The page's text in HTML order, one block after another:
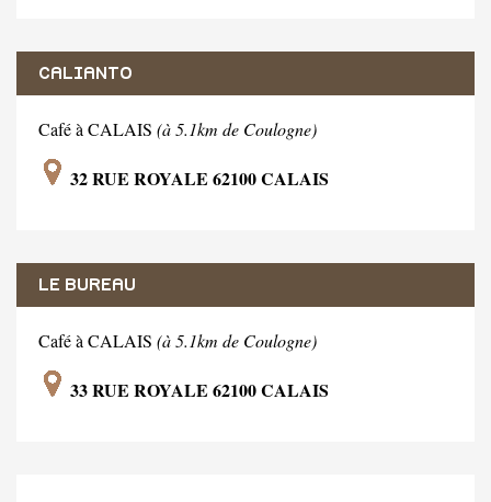
CALIANTO
Café à CALAIS (à 5.1km de Coulogne)
32 RUE ROYALE 62100 CALAIS
LE BUREAU
Café à CALAIS (à 5.1km de Coulogne)
33 RUE ROYALE 62100 CALAIS